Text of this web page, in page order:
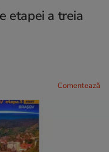
etapei a treia
Comentează